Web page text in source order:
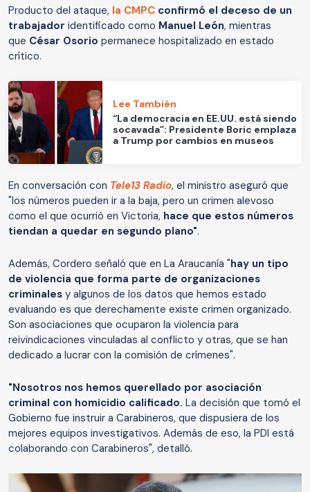
Producto del ataque, la CMPC confirmó el deceso de un
trabajador identificado como Manuel León, mientras
que César Osorio permanece hospitalizado en estado
crítico.
Lee También
“La democracia en EE.UU. está siendo
socavada”: Presidente Boric emplaza
a Trump por cambios en museos
En conversación con Tele13 Radio, el ministro aseguró que
"los números pueden ir a la baja, pero un crimen alevoso
como el que ocurrió en Victoria, hace que estos números
tiendan a quedar en segundo plano".
Además, Cordero señaló que en La Araucanía "hay un tipo
de violencia que forma parte de organizaciones
criminales y algunos de los datos que hemos estado
evaluando es que derechamente existe crimen organizado.
Son asociaciones que ocuparon la violencia para
reivindicaciones vinculadas al conflicto y otras, que se han
dedicado a lucrar con la comisión de crímenes".
"Nosotros nos hemos querellado por asociación
criminal con homicidio calificado. La decisión que tomó el
Gobierno fue instruir a Carabineros, que dispusiera de los
mejores equipos investigativos. Además de eso, la PDI está
colaborando con Carabineros", detalló.